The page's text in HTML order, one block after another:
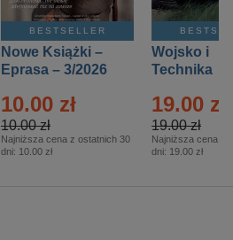
BESTSELLER
Nowe Książki –
Eprasa – 3/2026
10.00 zł
10.00 zł
Najniższa cena z ostatnich 30
dni: 10.00 zł
Wojsko i
Technika
– 2/2026
19.00 zł
19.00 zł
Najniższa cena z
dni: 19.00 zł